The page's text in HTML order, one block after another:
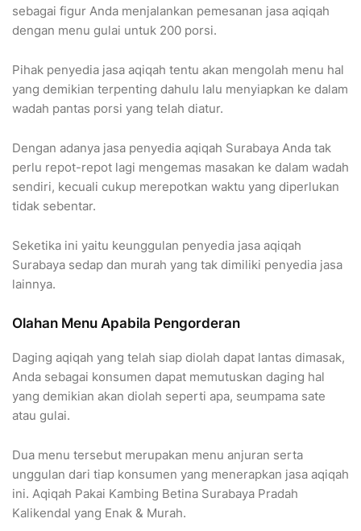
sebagai figur Anda menjalankan pemesanan jasa aqiqah
dengan menu gulai untuk 200 porsi.
Pihak penyedia jasa aqiqah tentu akan mengolah menu hal
yang demikian terpenting dahulu lalu menyiapkan ke dalam
wadah pantas porsi yang telah diatur.
Dengan adanya jasa penyedia aqiqah Surabaya Anda tak
perlu repot-repot lagi mengemas masakan ke dalam wadah
sendiri, kecuali cukup merepotkan waktu yang diperlukan
tidak sebentar.
Seketika ini yaitu keunggulan penyedia jasa aqiqah
Surabaya sedap dan murah yang tak dimiliki penyedia jasa
lainnya.
Olahan Menu Apabila Pengorderan
Daging aqiqah yang telah siap diolah dapat lantas dimasak,
Anda sebagai konsumen dapat memutuskan daging hal
yang demikian akan diolah seperti apa, seumpama sate
atau gulai.
Dua menu tersebut merupakan menu anjuran serta
unggulan dari tiap konsumen yang menerapkan jasa aqiqah
ini. Aqiqah Pakai Kambing Betina Surabaya Pradah
Kalikendal yang Enak & Murah.